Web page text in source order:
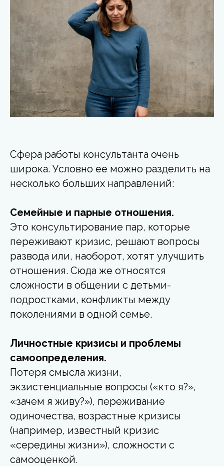
Сфера работы консультанта очень
широка. Условно ее можно разделить на
несколько больших направлений:
Семейные и парные отношения.
Это консультирование пар, которые
переживают кризис, решают вопросы
развода или, наоборот, хотят улучшить
отношения. Сюда же относятся
сложности в общении с детьми-
подростками, конфликты между
поколениями в одной семье.
Личностные кризисы и проблемы
самоопределения.
Потеря смысла жизни,
экзистенциальные вопросы («кто я?»,
«зачем я живу?»), переживание
одиночества, возрастные кризисы
(например, известный кризис
«середины жизни»), сложности с
самооценкой.